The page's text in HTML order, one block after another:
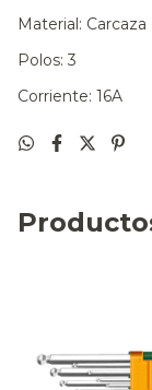
Material:
Polos: 3
Corriente: 16A